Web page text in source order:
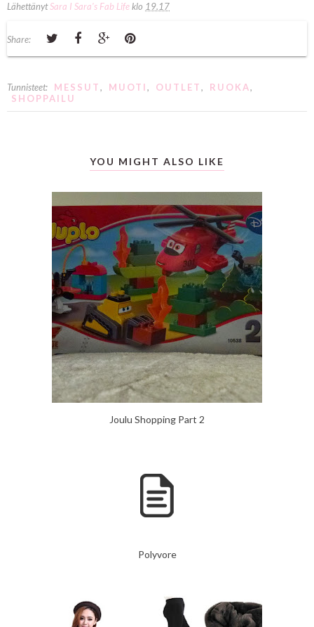
LähettänytSara I Sara's Fab Lifeklo 19.17
Share:
Tunnisteet: MESSUT, MUOTI, OUTLET, RUOKA,
SHOPPAILU
YOU MIGHT ALSO LIKE
Joulu Shopping Part 2
Polyvore